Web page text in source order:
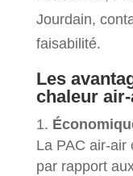
Jourdain,
faisabilité.
Les
chaleur
La PAC air-air
par rapport